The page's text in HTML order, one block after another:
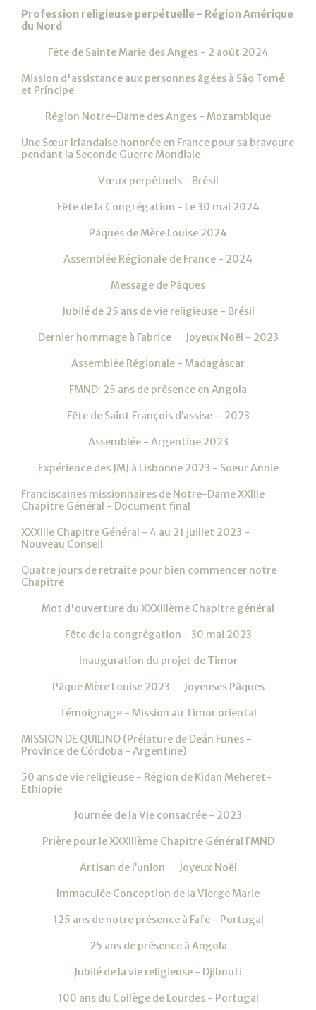
Profession religieuse perpétuelle - Région Amérique
du Nord
Fête de Sainte Marie des Anges - 2 août 2024
Mission d'assistance aux personnes âgées à São Tomé
et Príncipe
Région Notre-Dame des Anges - Mozambique
Une Sœur Irlandaise honorée en France pour sa bravoure
pendant la Seconde Guerre Mondiale
Vœux perpétuels - Brésil
Fête de la Congrégation - Le 30 mai 2024
Pâques de Mère Louise 2024
Assemblée Régionale de France - 2024
Message de Pâques
Jubilé de 25 ans de vie religieuse - Brésil
Dernier hommage à Fabrice Joyeux Noël - 2023
Assemblée Régionale - Madagáscar
FMND: 25 ans de présence en Angola
Fête de Saint François d’assise – 2023
Assemblée - Argentine 2023
Expérience des JMJ à Lisbonne 2023 - Soeur Annie
Franciscaines missionnaires de Notre-Dame XXIIIe
Chapitre Général - Document final
XXXIIIe Chapitre Général - 4 au 21 juillet 2023 -
Nouveau Conseil
Quatre jours de retraite pour bien commencer notre
Chapitre
Mot d'ouverture du XXXIIIème Chapitre général
Fête de la congrégation - 30 mai 2023
Inauguration du projet de Timor
Pâque Mère Louise 2023 Joyeuses Pâques
Témoignage - Mission au Timor oriental
MISSION DE QUILINO (Prélature de Deán Funes -
Province de Córdoba - Argentine)
50 ans de vie religieuse - Région de Kidan Meheret-
Ethiopie
Journée de la Vie consacrée - 2023
Prière pour le XXXIIIème Chapitre Général FMND
Artisan de l’union Joyeux Noël
Immaculée Conception de la Vierge Marie
125 ans de notre présence à Fafe - Portugal
25 ans de présence à Angola
Jubilé de la vie religieuse - Djibouti
100 ans du Collège de Lourdes - Portugal